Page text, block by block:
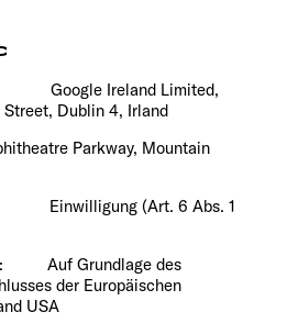
Ireland Limited,
Dublin 4, Irland
Parkway, Mountain
(Art. 6 Abs. 1
Auf Grundlage des
der Europäischen
USA